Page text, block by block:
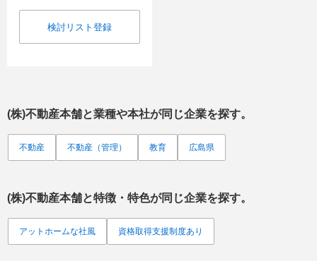
検討リスト登録
(株)不動産本舗と業種や本社が同じ企業を探す。
不動産 不動産（管理） 教育 広島県
(株)不動産本舗と特徴・特色が同じ企業を探す。
アットホームな社風 資格取得支援制度あり